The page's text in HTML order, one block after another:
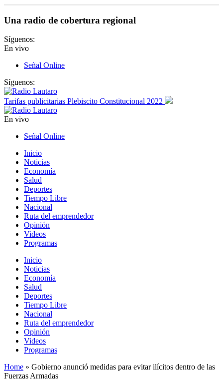
Una radio de cobertura regional
Síguenos:
En vivo
Señal Online
Síguenos:
Tarifas publicitarias Plebiscito Constitucional 2022
En vivo
Señal Online
Inicio
Noticias
Economía
Salud
Deportes
Tiempo Libre
Nacional
Ruta del emprendedor
Opinión
Videos
Programas
Inicio
Noticias
Economía
Salud
Deportes
Tiempo Libre
Nacional
Ruta del emprendedor
Opinión
Videos
Programas
Home » Gobierno anunció medidas para evitar ilícitos dentro de las
Fuerzas Armadas